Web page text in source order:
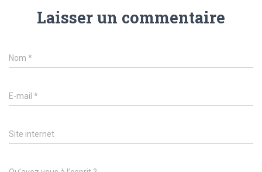
Laisser un commentaire
Nom *
E-mail *
Site internet